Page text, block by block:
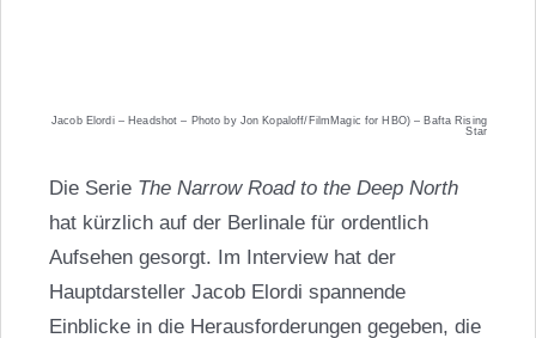
Jacob Elordi – Headshot – Photo by Jon Kopaloff/FilmMagic for HBO) – Bafta Rising
Star
Die Serie The Narrow Road to the Deep North
hat kürzlich auf der Berlinale für ordentlich
Aufsehen gesorgt. Im Interview hat der
Hauptdarsteller Jacob Elordi spannende
Einblicke in die Herausforderungen gegeben, die